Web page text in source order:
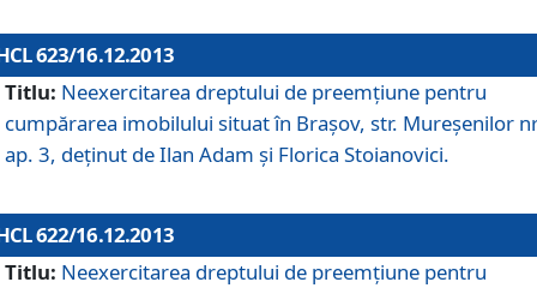
623/16.12.2013
Titlu: Neexercitarea dreptului de preemţiune pentru
cumpărarea imobilului situat în Braşov, str. Mureşenilor
ap. 3, deţinut de Ilan Adam şi Florica Stoianovici.
622/16.12.2013
Titlu: Neexercitarea dreptului de preemţiune pentru